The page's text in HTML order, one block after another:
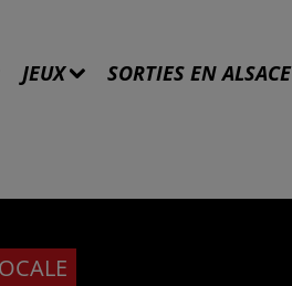
JEUX SORTIES EN ALSACE